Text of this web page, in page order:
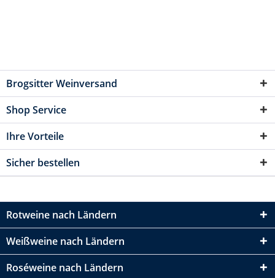
Brogsitter Weinversand
Shop Service
Ihre Vorteile
Sicher bestellen
Rotweine nach Ländern
Weißweine nach Ländern
Roséweine nach Ländern